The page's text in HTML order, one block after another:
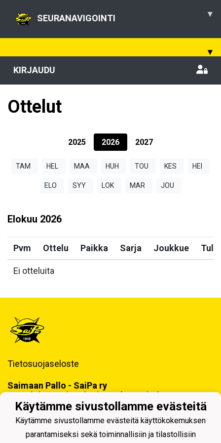
SEURANAVIGOINTI ▾
▾
KIRJAUDU
Ottelut
2025 2026 2027
TAM HEL MAA HUH TOU KES HEI
ELO SYY LOK MAR JOU
Elokuu 2026
Pvm Ottelu Paikka Sarja Joukkue
Ei otteluita
Tietosuojaseloste
Saimaan Pallo - SaiPa ry
Käynti- ja postiosoite ja Laskutustiedot
Käytämme sivustollamme evästeitä
Käytämme sivustollamme evästeitä käyttökokemuksen
parantamiseksi sekä toiminnallisiin ja tilastollisiin